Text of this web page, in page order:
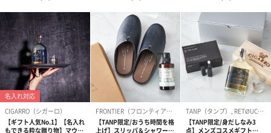
CIGARRO（シガーロ）は、男性にとってそんな日々の習慣は実は
とてもたのしい時間になり得ると考え、男性のためだけのパーソ
ナルケアブランドを誕生させたのです。
男性が気恥ずかしさを感じることなく気軽に使うことができて、
日々の作業から喜びを感じられるよう、CIGARRO（シガーロ）の
製品すべてに男心をくすぐるデザインと男性向けの演出をほどこ
しています。